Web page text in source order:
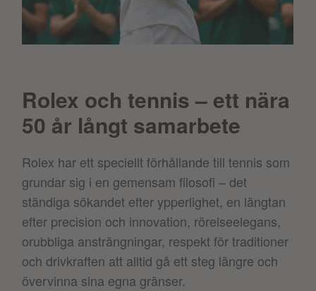
Rolex och tennis – ett nära
50 år långt samarbete
Rolex har ett speciellt förhållande till tennis som
grundar sig i en gemensam filosofi – det
ständiga sökandet efter ypperlighet, en längtan
efter precision och innovation, rörelseelegans,
orubbliga ansträngningar, respekt för traditioner
och drivkraften att alltid gå ett steg längre och
övervinna sina egna gränser.